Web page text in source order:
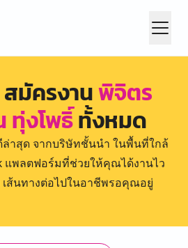
มัครงานพิจิตร
ทุ่งโพธิ์ทั้งหมด
าสุด จากบริษัทชั้นนำ ในพื้นที่ใกล้
แพลตฟอร์มที่ช่วยให้คุณได้งานไว
เส้นทางต่อไปในอาชีพรอคุณอยู่